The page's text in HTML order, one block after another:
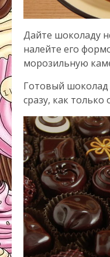
Дайте шоколаду
налейте его
морозильную
Готовый
сразу, как только